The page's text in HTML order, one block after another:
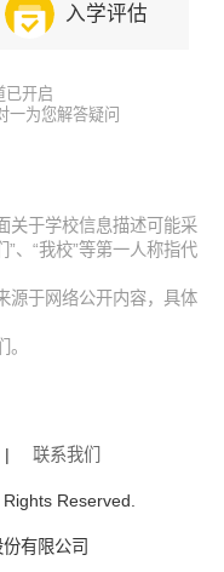
入学评估
已开启
一为您解答疑问
关于学校信息描述可能采
”、“我校”等第一人称指代
源于网络公开内容，具体
| 联系我们
Reserved.
有限公司